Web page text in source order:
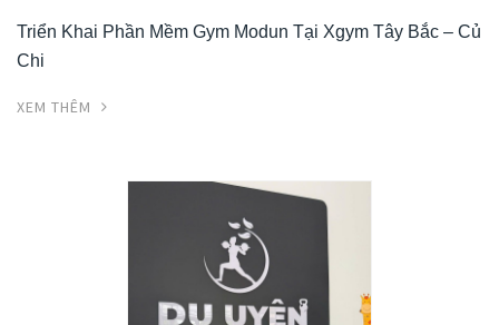
Triển Khai Phần Mềm Gym Modun Tại Xgym Tây Bắc – Củ
Chi
XEM THÊM